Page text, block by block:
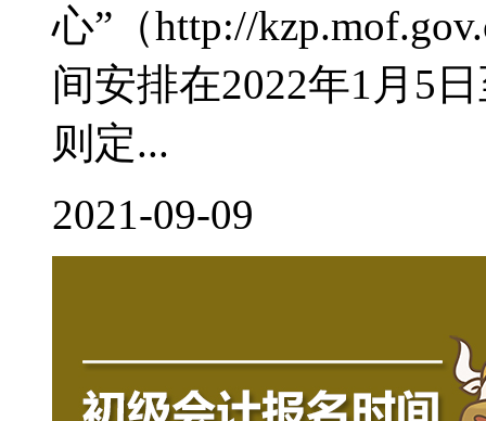
心”（http://
间安排在2022年1月5
则定...
2021-09-09